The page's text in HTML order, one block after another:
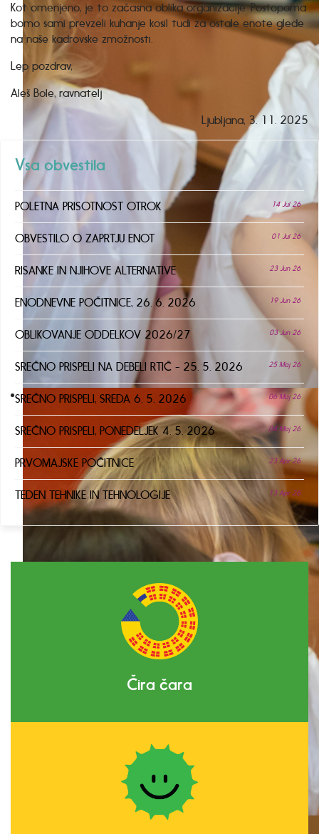
Kot omenjeno, je to začasna oblika organizacije. Postopoma
bomo sami prevzeli kuhanje kosil tudi za ostale enote glede
na naše kadrovske zmožnosti.
Lep pozdrav,
Aleš Bole, ravnatelj
Ljubljana, 3. 11. 2025
Vsa obvestila
POLETNA PRISOTNOST OTROK 14 Jul 26
OBVESTILO O ZAPRTJU ENOT 01 Jul 26
RISANKE IN NJIHOVE ALTERNATIVE 23 Jun 26
ENODNEVNE POČITNICE, 26. 6. 2026 19 Jun 26
OBLIKOVANJE ODDELKOV 2026/27 03 Jun 26
SREČNO PRISPELI NA DEBELI RTIČ - 25. 5. 2026 25 Maj 26
SREČNO PRISPELI, SREDA 6. 5. 2026 06 Maj 26
SREČNO PRISPELI, PONEDELJEK 4. 5. 2026 04 Maj 26
PRVOMAJSKE POČITNICE 23 Apr 26
TEDEN TEHNIKE IN TEHNOLOGIJE 13 Apr 26
Čira čara